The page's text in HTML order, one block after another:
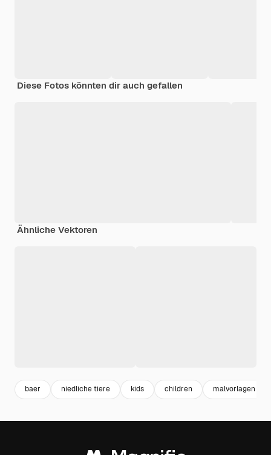
Diese Fotos könnten dir auch gefallen
Ähnliche Vektoren
baer niedliche tiere kids children malvorlagen